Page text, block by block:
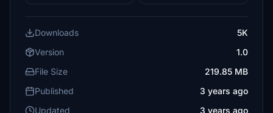
Downloads
5K
Version
1.0
File Size
219.85 MB
Published
3 years ago
Updated
3 years ago